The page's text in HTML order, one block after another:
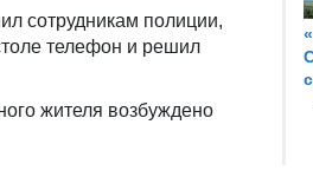
сотрудникам полиции,
телефон и решил
жителя возбуждено